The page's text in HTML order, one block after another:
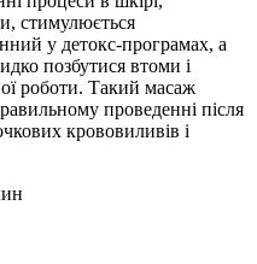
стимулюється
у детокс-програмах, а
позбутися втоми і
роботи. Такий масаж
проведенні після
крововиливів і